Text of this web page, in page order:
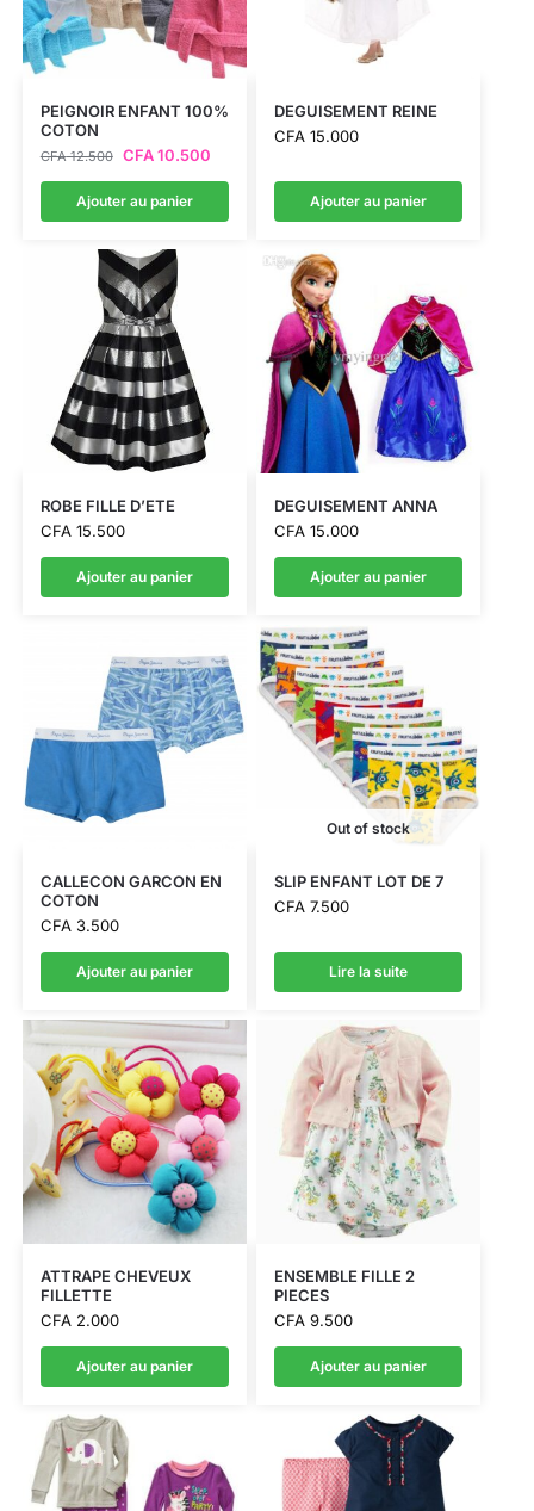
PEIGNOIR ENFANT 100%
COTON
CFA12.500 CFA10.500
Ajouter au panier
DEGUISEMENT REINE
CFA15.000
Ajouter au panier
ROBE FILLE D’ETE
CFA15.500
Ajouter au panier
DEGUISEMENT ANNA
CFA15.000
Ajouter au panier
CALLECON GARCON EN
COTON
CFA3.500
Ajouter au panier
Out of stock
SLIP ENFANT LOT DE 7
CFA7.500
Lire la suite
ATTRAPE CHEVEUX
FILLETTE
CFA2.000
Ajouter au panier
ENSEMBLE FILLE 2
PIECES
CFA9.500
Ajouter au panier